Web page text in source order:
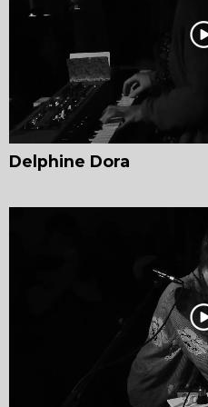
Delphine Dora